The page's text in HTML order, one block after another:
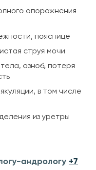
опорожнения
пояснице
струя мочи
озноб, потеря
в том числе
из уретры
андрологу +7